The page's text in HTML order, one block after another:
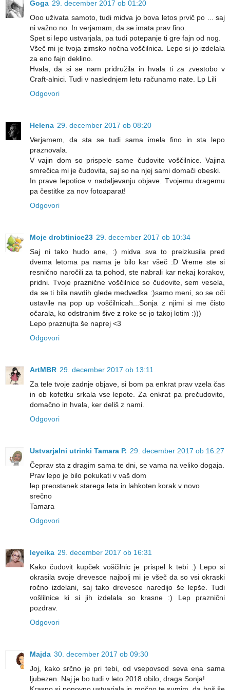
Goga 29. december 2017 ob 01:20
Ooo uživata samoto, tudi midva jo bova letos prvič po ... saj
ni važno no. In verjamam, da se imata prav fino.
Spet si lepo ustvarjala, pa tudi potepanje ti gre fajn od nog.
Všeč mi je tvoja zimsko nočna voščilnica. Lepo si jo izdelala
za eno fajn deklino.
Hvala, da si se nam pridružila in hvala ti za zvestobo v
Craft-alnici. Tudi v naslednjem letu računamo nate. Lp Lili
Odgovori
Helena 29. december 2017 ob 08:20
Verjamem, da sta se tudi sama imela fino in sta lepo
praznovala.
V vajin dom so prispele same čudovite voščilnice. Vajina
smrečica mi je čudovita, saj so na njej sami domači obeski.
In prave lepotice v nadaljevanju objave. Tvojemu dragemu
pa čestitke za nov fotoaparat!
Odgovori
Moje drobtinice23 29. december 2017 ob 10:34
Saj ni tako hudo ane, :) midva sva to preizkusila pred
dvema letoma pa nama je bilo kar všeč :D Vreme ste si
resnično naročili za ta pohod, ste nabrali kar nekaj korakov,
pridni. Tvoje praznične voščilnice so čudovite, sem vesela,
da se ti bila navdih glede medvedka :)samo meni, so se oči
ustavile na pop up voščilnicah...Sonja z njimi si me čisto
očarala, ko odstranim šive z roke se jo takoj lotim :)))
Lepo praznujta še naprej <3
Odgovori
ArtMBR 29. december 2017 ob 13:11
Za tele tvoje zadnje objave, si bom pa enkrat prav vzela čas
in ob kofetku srkala vse lepote. Za enkrat pa prečudovito,
domačno in hvala, ker deliš z nami.
Odgovori
Ustvarjalni utrinki Tamara P. 29. december 2017 ob 16:27
Čeprav sta z dragim sama te dni, se vama na veliko dogaja.
Prav lepo je bilo pokukati v vaš dom
lep preostanek starega leta in lahkoten korak v novo
srečno
Tamara
Odgovori
leycika 29. december 2017 ob 16:31
Kako čudovit kupček voščilnic je prispel k tebi :) Lepo si
okrasila svoje drevesce najbolj mi je všeč da so vsi okraski
ročno izdelani, saj tako drevesce naredijo še lepše. Tudi
vošlilnice ki si jih izdelala so krasne :) Lep praznični
pozdrav.
Odgovori
Majda 30. december 2017 ob 09:30
Joj, kako srčno je pri tebi, od vsepovsod seva ena sama
ljubezen. Naj je bo tudi v leto 2018 obilo, draga Sonja!